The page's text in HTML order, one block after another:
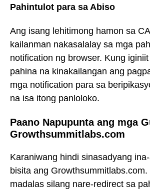
Pahintulot para sa Abiso
Ang isang lehitimong hamon sa
kailanman nakasalalay sa mga
notification ng browser. Kung
pahina na kinakailangan ang
mga notification para sa
na isa itong panloloko.
Paano Napupunta ang mga
Growthsummitlabs.com
Karaniwang hindi sinasadyang
bisita ang Growthsummitlabs.com.
madalas silang nare-redirect sa